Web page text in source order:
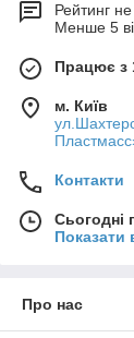
Рейтинг
Менше 5
Працює з
м. Київ
Контакти
Сьогодні
Показати
Про нас